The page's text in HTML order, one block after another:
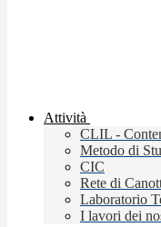
Attività
CLIL -
Metodo di
CIC
Rete di
Laboratorio
I lavori dei